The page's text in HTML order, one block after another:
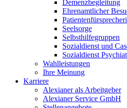
Demenzbegleitung
Ehrenamtlicher
Seelsorge
Selbsthilfegruppen
Sozialdienst und
Sozialdienst
Wahlleistungen
Ihre Meinung
Karriere
Alexianer als Arbeitgeber
Alexianer Service GmbH